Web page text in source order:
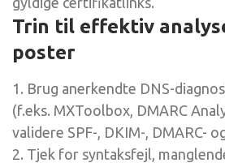
Trin til effektiv
poster
1. Brug anerkendte DNS-
(f.eks. MXToolbox, DMARC
validere SPF-, DKIM-, DMARC-
2. Tjek for syntaksfejl,